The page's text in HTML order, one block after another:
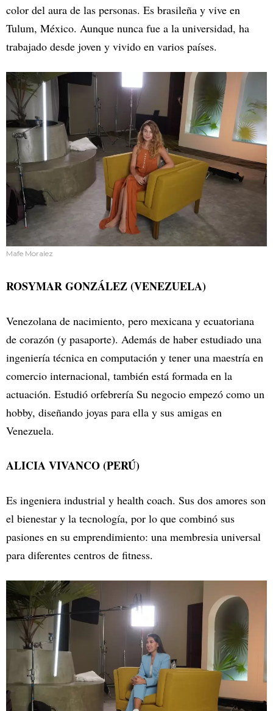
color del aura de las personas. Es brasileña y vive en
Tulum, México. Aunque nunca fue a la universidad, ha
trabajado desde joven y vivido en varios países.
Mafe Moralez
ROSYMAR GONZÁLEZ (VENEZUELA)
Venezolana de nacimiento, pero mexicana y ecuatoriana
de corazón (y pasaporte). Además de haber estudiado una
ingeniería técnica en computación y tener una maestría en
comercio internacional, también está formada en la
actuación. Estudió orfebrería Su negocio empezó como un
hobby, diseñando joyas para ella y sus amigas en
Venezuela.
ALICIA VIVANCO (PERÚ)
Es ingeniera industrial y health coach. Sus dos amores son
el bienestar y la tecnología, por lo que combinó sus
pasiones en su emprendimiento: una membresia universal
para diferentes centros de fitness.